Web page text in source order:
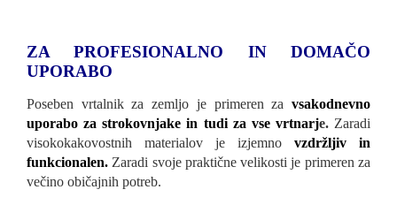
ZA PROFESIONALNO IN DOMAČO
UPORABO
Poseben vrtalnik za zemljo je primeren za vsakodnevno
uporabo za strokovnjake in tudi za vse vrtnarje. Zaradi
visokokakovostnih materialov je izjemno vzdržljiv in
funkcionalen. Zaradi svoje praktične velikosti je primeren za
večino običajnih potreb.